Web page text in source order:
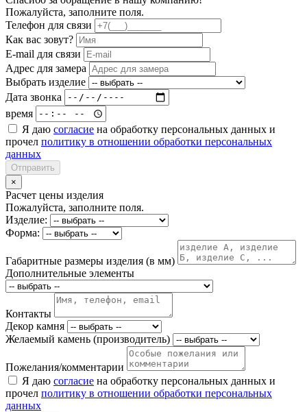
Пожалуйста, заполните поля.
Телефон для связи
Как вас зовут?
E-mail для связи
Адрес для замера
Выбрать изделие
Дата звонка
время
Я даю согласие на обработку персональных данных и
прочел политику в отношении обработки персональных
данных
Отправить
×
Расчет цены изделия
Пожалуйста, заполните поля.
Изделие:
Форма:
Габаритные размеры изделия (в мм)
Дополнительные элементы
Контакты
Декор камня
Желаемый камень (производитель)
Пожелания/комментарии
Я даю согласие на обработку персональных данных и
прочел политику в отношении обработки персональных
данных